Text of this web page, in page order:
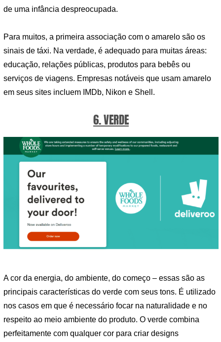
de uma infância despreocupada.
Para muitos, a primeira associação com o amarelo são os
sinais de táxi. Na verdade, é adequado para muitas áreas:
educação, relações públicas, produtos para bebês ou
serviços de viagens. Empresas notáveis ​​que usam amarelo
em seus sites incluem IMDb, Nikon e Shell.
6. VERDE
A cor da energia, do ambiente, do começo – essas são as
principais características do verde com seus tons. É utilizado
nos casos em que é necessário focar na naturalidade e no
respeito ao meio ambiente do produto. O verde combina
perfeitamente com qualquer cor para criar designs